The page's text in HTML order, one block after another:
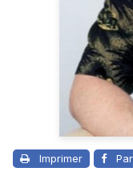
Imprimer